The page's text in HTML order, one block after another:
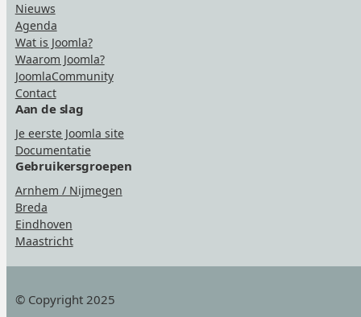
Nieuws
Agenda
Wat is Joomla?
Waarom Joomla?
JoomlaCommunity
Contact
Aan de slag
Je eerste Joomla site
Documentatie
Gebruikersgroepen
Arnhem / Nijmegen
Breda
Eindhoven
Maastricht
© Copyright 2025